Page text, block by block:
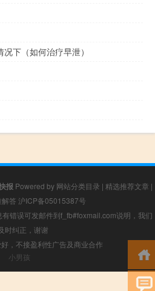
下（如何治疗早泄）
报 Powered by 网站分类目录 | 精选推荐文章 |
解答 沪ICP备05015387号
错误可发邮件到f_fb#foxmail.com说明，我们
时纠正，谢谢
，不接盈利性广告及商业合作
小男孩